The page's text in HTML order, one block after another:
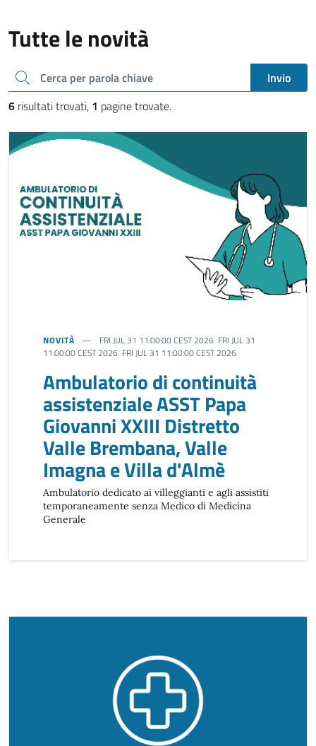
Tutte le novità
Cerca una parola chiave
Invio
6 risultati trovati, 1 pagine trovate.
NOVITÀ
FRI JUL 31 11:00:00 CEST 2026 FRI JUL 31
11:00:00 CEST 2026 FRI JUL 31 11:00:00 CEST 2026
Ambulatorio di continuità
assistenziale ASST Papa
Giovanni XXIII Distretto
Valle Brembana, Valle
Imagna e Villa d'Almè
Ambulatorio dedicato ai villeggianti e agli assistiti
temporaneamente senza Medico di Medicina
Generale